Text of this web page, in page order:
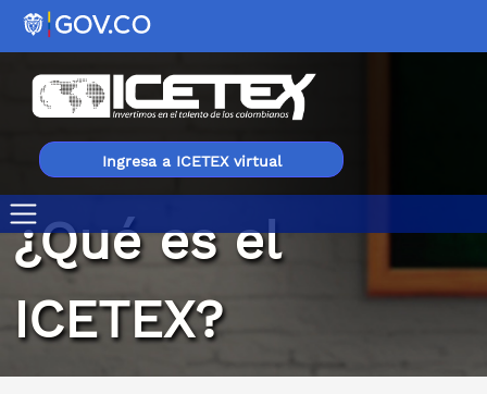
Ingresa a ICETEX virtual
Qué es el ICETEX
¿Qué es el
ICETEX?